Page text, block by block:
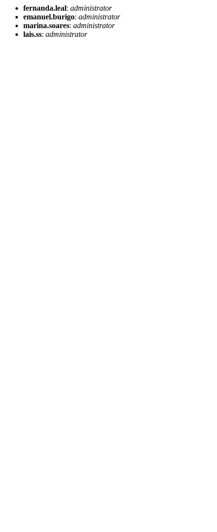
fernanda.leal: administrator
emanuel.burigo: administrator
marina.soares: administrator
lais.ss: administrator